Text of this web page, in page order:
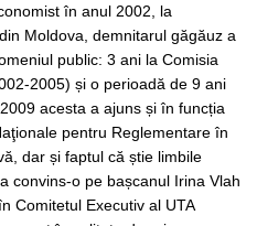
în anul 2002, la
Moldova, demnitarul găgăuz a
public: 3 ani la Comisia
2005) și o perioadă de 9 ani
acesta a ajuns și în funcția
pentru Reglementare în
dar și faptul că știe limbile
convins-o pe bașcanul Irina Vlah
Comitetul Executiv al UTA